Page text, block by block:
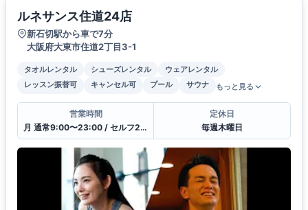
ルネサンス住道24店
新石切駅から車で7分
大阪府大東市住道2丁目3-1
タオルレンタル シューズレンタル
ウェアレンタル
レッスン振替可
キャンセル可 プール サウナ もっと見る
営業時間
月 通常9:00〜23:00 / セルフ23:00〜9:00 / 受付10:00〜21:00
定休日
毎週木曜日